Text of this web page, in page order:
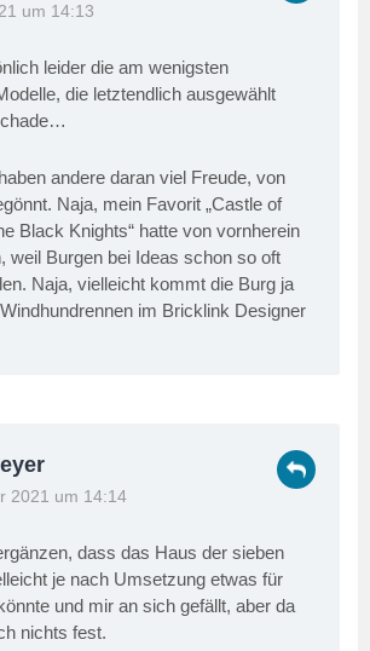
um 14:13
leider die am wenigsten
die letztendlich ausgewählt
andere daran viel Freude, von
Naja, mein Favorit „Castle of
Black Knights“ hatte von vornherein
weil Burgen bei Ideas schon so oft
Naja, vielleicht kommt die Burg ja
im Bricklink Designer
2021 um 14:14
dass das Haus der sieben
je nach Umsetzung etwas für
und mir an sich gefällt, aber da
nichts fest.